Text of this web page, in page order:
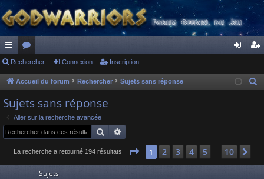
ac
co
ur
ci
s
or
u
s
ne cri
Rechercher Connexion Inscription
Accueil du forum Rechercher Sujets sans réponse
Sujets sans réponse
Aller sur la recherche avancée
Rechercher
La recherche a retourné 194 résultats Page 1sur 10
1 2 3 4 5 10
Sujets